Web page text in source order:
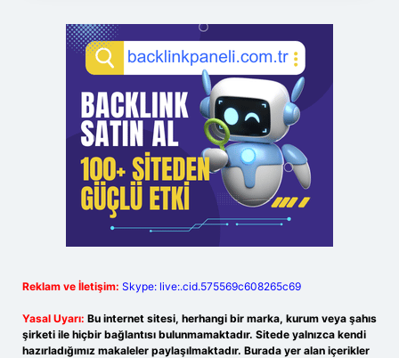
Reklam ve İletişim: Skype: live:.cid.575569c608265c69
Yasal Uyarı: Bu internet sitesi, herhangi bir marka, kurum veya şahıs
şirketi ile hiçbir bağlantısı bulunmamaktadır. Sitede yalnızca kendi
hazırladığımız makaleler paylaşılmaktadır. Burada yer alan içerikler